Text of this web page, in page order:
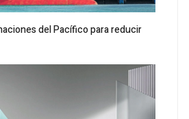
del Pacífico para reducir